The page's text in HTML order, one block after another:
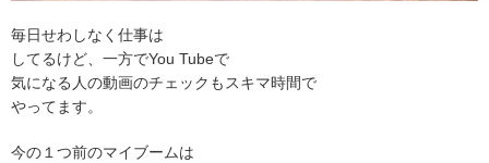
毎日せわしなく仕事は
してるけど、一方でYou Tubeで
気になる人の動画のチェックもスキマ時間で
やってます。
今の１つ前のマイブームは